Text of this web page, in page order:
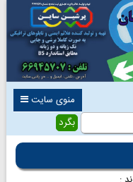
منوی سایت